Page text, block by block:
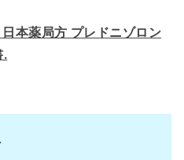
本薬局方 プレドニゾロン
.